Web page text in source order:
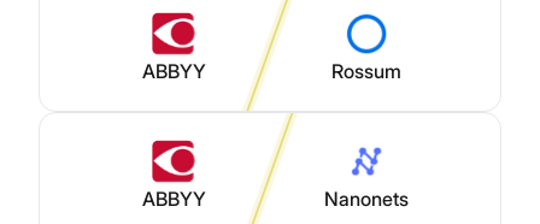
ABBYY Rossum
ABBYY Nanonets